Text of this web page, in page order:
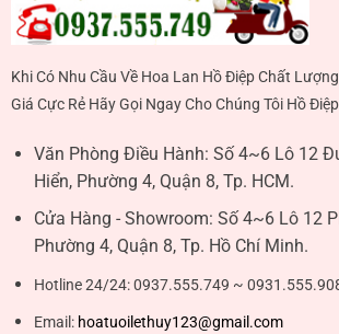
Khi Có Nhu Cầu Về Hoa Lan Hồ Điệp Chất
Giá Cực Rẻ Hãy Gọi Ngay Cho Chúng Tôi Hồ
Văn Phòng Điều Hành: Số 4~6 Lô 12
Hiển, Phường 4, Quận 8, Tp. HCM.
Cửa Hàng - Showroom: Số 4~6 Lô 12
Phường 4, Quận 8, Tp. Hồ Chí Minh.
Hotline 24/24:0937.555.749 ~
Email: hoatuoilethuy123@gmail.com